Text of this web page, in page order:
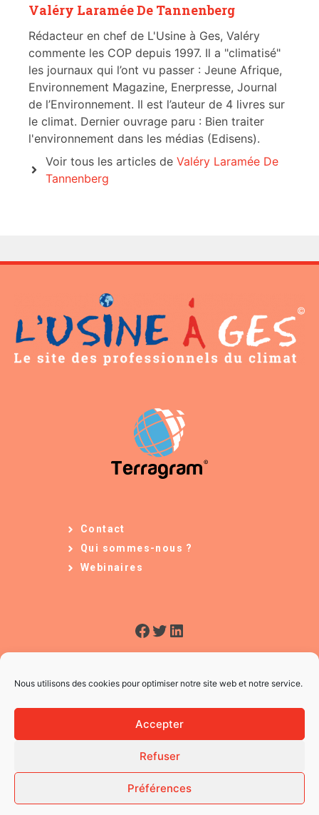
Nous utilisons des cookies pour optimiser notre site web et notre service.
Accepter
Refuser
Préférences
Valéry Laramée De Tannenberg
Rédacteur en chef de L'Usine à Ges, Valéry
commente les COP depuis 1997. Il a "climatisé"
les journaux qui l’ont vu passer : Jeune Afrique,
Environnement Magazine, Enerpresse, Journal
de l’Environnement. Il est l’auteur de 4 livres sur
le climat. Dernier ouvrage paru : Bien traiter
l'environnement dans les médias (Edisens).
Voir tous les articles de Valéry Laramée De
Tannenberg
Contact
Qui sommes-nous ?
Webinaires
Facebook
Twitter
LinkedIn
© 2026 L'Usine à Ges
CGV
Mentions légales